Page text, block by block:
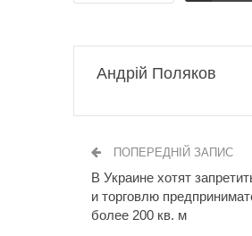
Андрій Поляков
ПОПЕРЕДНІЙ ЗАПИС
В Украине хотят
и торговлю
более 200 кв. м